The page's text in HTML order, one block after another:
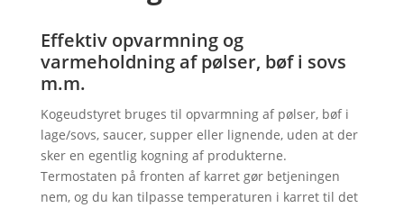
Effektiv opvarmning og
varmeholdning af pølser, bøf i sovs
m.m.
Kogeudstyret bruges til opvarmning af pølser, bøf i
lage/sovs, saucer, supper eller lignende, uden at der
sker en egentlig kogning af produkterne.
Termostaten på fronten af karret gør betjeningen
nem, og du kan tilpasse temperaturen i karret til det